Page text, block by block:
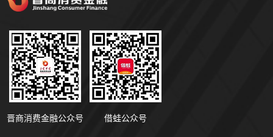
晋商消费金融公众号 借蛙公众号